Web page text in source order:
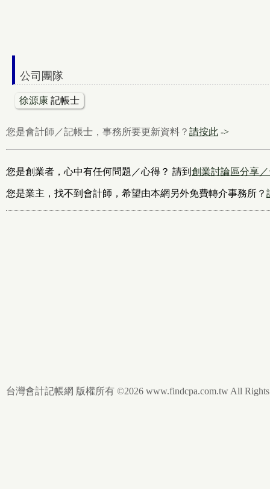
公司團隊
徐源康 記帳士
您是會計師／記帳士，事務所要更新資料？ 請按此 ->
您是創業者，心中有任何問題／心得？ 請到 創業討論區分享
您是業主，找不到會計師，希望由本網另外免費轉介事務所？
台灣會計記帳網 版權所有 ©2026 www.findcpa.com.tw All Rights